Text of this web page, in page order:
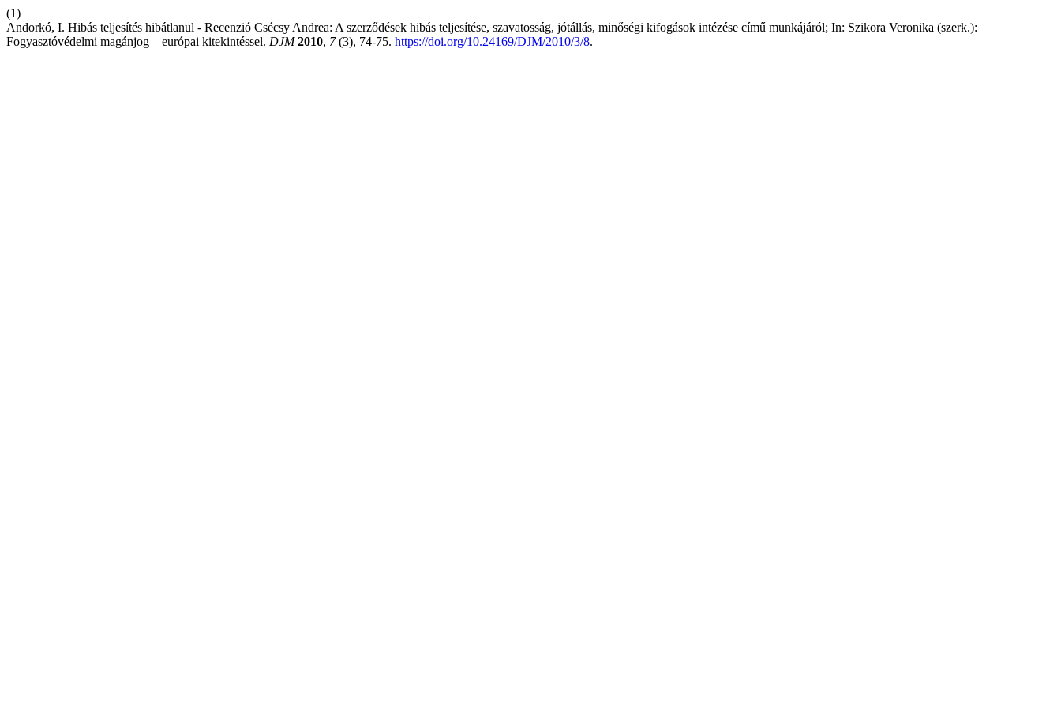
(1)
Andorkó, I. Hibás teljesítés hibátlanul - Recenzió Csécsy Andrea: A szerződések hibás teljesítése, szavatosság, jótállás, minőségi kifogások intézése című munkájáról; In: Szikora Veronika (szerk.):
Fogyasztóvédelmi magánjog – európai kitekintéssel. DJM 2010, 7(3), 74-75. https://doi.org/10.24169/DJM/2010/3/8.